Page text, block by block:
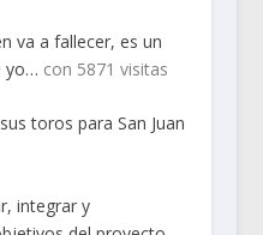
va a fallecer, es un
yo… con 5871 visitas
toros para San Juan
integrar y